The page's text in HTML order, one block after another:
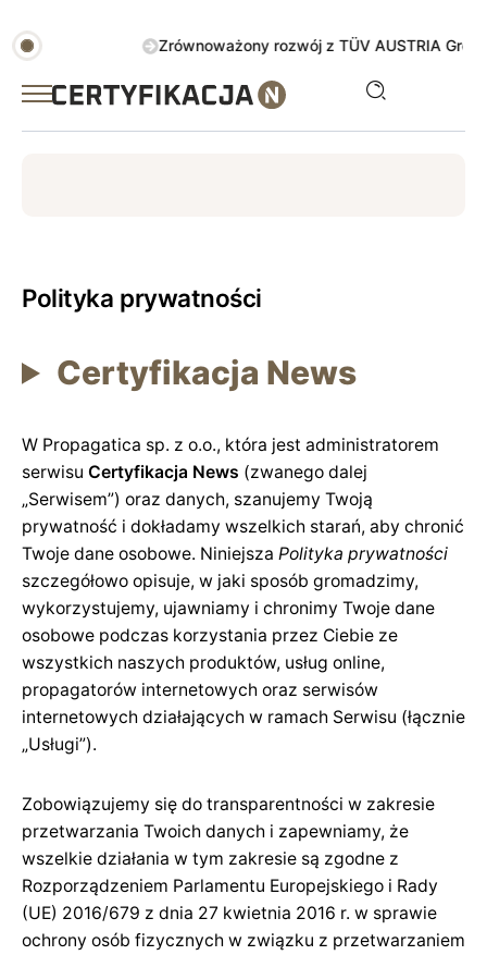
Zrównoważony rozwój z TÜV AUSTRIA Green
Polityka prywatności
Certyfikacja News
W Propagatica sp. z o.o., która jest administratorem
serwisu Certyfikacja News (zwanego dalej
„Serwisem”) oraz danych, szanujemy Twoją
prywatność i dokładamy wszelkich starań, aby chronić
Twoje dane osobowe. Niniejsza Polityka prywatności
szczegółowo opisuje, w jaki sposób gromadzimy,
wykorzystujemy, ujawniamy i chronimy Twoje dane
osobowe podczas korzystania przez Ciebie ze
wszystkich naszych produktów, usług online,
propagatorów internetowych oraz serwisów
internetowych działających w ramach Serwisu (łącznie
„Usługi”).
Zobowiązujemy się do transparentności w zakresie
przetwarzania Twoich danych i zapewniamy, że
wszelkie działania w tym zakresie są zgodne z
Rozporządzeniem Parlamentu Europejskiego i Rady
(UE) 2016/679 z dnia 27 kwietnia 2016 r. w sprawie
ochrony osób fizycznych w związku z przetwarzaniem